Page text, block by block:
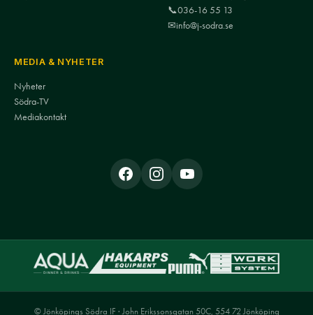
📞036-16 55 13
✉info@j-sodra.se
MEDIA & NYHETER
Nyheter
Södra-TV
Mediakontakt
© Jönköpings Södra IF · John Erikssonsgatan 50C, 554 72 Jönköping